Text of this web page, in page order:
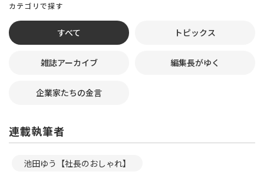
カテゴリで探す
すべて トピックス
雑誌アーカイブ 編集長がゆく
企業家たちの金言
連載執筆者
池田ゆう【社長のおしゃれ】